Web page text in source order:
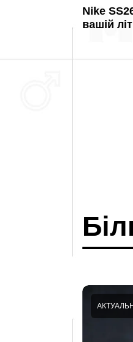
Nike
вашій